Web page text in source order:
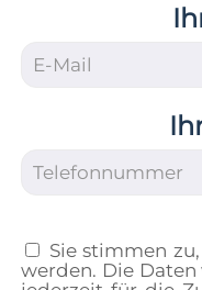
Sie stimmen
werden. Die